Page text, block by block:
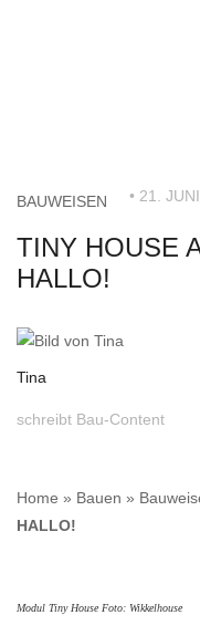
BAUWEISEN • 21.
TINY HOUSE
HALLO!
Tina
schreibt Bau-Content
Home » Bauen »
HALLO!
Modul Tiny House Foto: Wikkelhouse